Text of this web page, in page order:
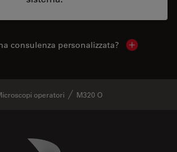
consulenza personalizzata? Show local
operatori M320 O
Danaher Logo